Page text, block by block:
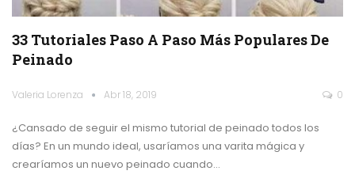
33 Tutoriales Paso A Paso Más Populares De
Peinado
Valeria Lorenza Abr 18, 2019 0
¿Cansado de seguir el mismo tutorial de peinado todos los
días? En un mundo ideal, usaríamos una varita mágica y
crearíamos un nuevo peinado cuando…